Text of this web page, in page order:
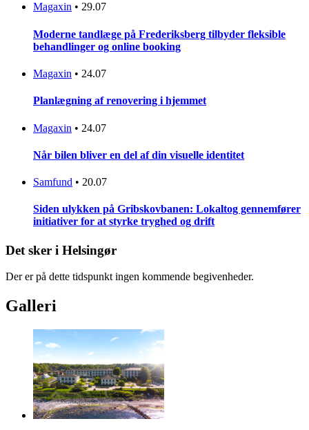
Magaxin • 29.07
Moderne tandlæge på Frederiksberg tilbyder fleksible
behandlinger og online booking
Magaxin • 24.07
Planlægning af renovering i hjemmet
Magaxin • 24.07
Når bilen bliver en del af din visuelle identitet
Samfund • 20.07
Siden ulykken på Gribskovbanen: Lokaltog gennemfører
initiativer for at styrke tryghed og drift
Det sker i Helsingør
Der er på dette tidspunkt ingen kommende begivenheder.
Galleri